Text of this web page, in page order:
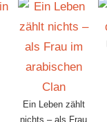
Ein Leben zählt
nichts – als Frau